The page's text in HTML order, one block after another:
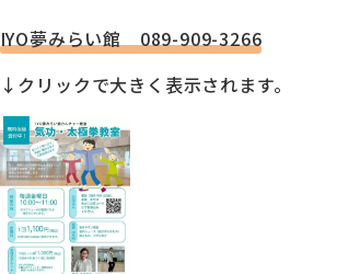
IYO夢みらい館 089-909-3266
↓クリックで大きく表示されます。